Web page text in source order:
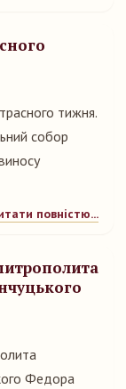
тижня.
собор
повністю...
Федора